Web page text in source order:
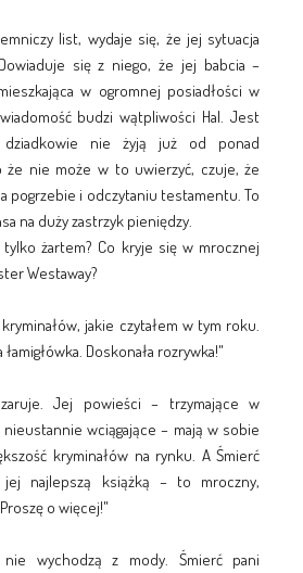
list, wydaje się, że jej sytuacja
się z niego, że jej babcia –
w ogromnej posiadłości w
wiadomość budzi wątpliwości Hal. Jest
nie żyją już od ponad
że nie może w to uwierzyć, czuje, że
pogrzebie i odczytaniu testamentu. To
na duży zastrzyk pieniędzy.
żartem? Co kryje się w mrocznej
Westaway?
jakie czytałem w tym roku.
Doskonała rozrywka!"
Jej powieści – trzymające w
wciągające – mają w sobie
kryminałów na rynku. A Śmierć
najlepszą książką – to mroczny,
o więcej!"
nie wychodzą z mody. Śmierć pani